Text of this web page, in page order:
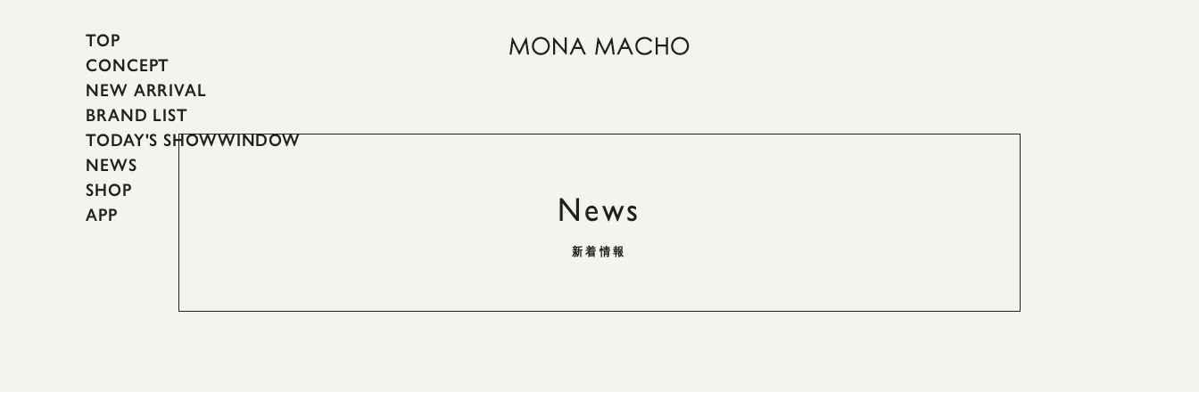
TOP
CONCEPT
NEW ARRIVAL
BRAND LIST
TODAY'S SHOWWINDOW
NEWS
SHOP
APP
News
新着情報